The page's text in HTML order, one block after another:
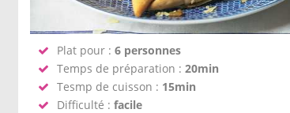
Plat pour : 6 personnes
Temps de préparation : 20min
Tesmp de cuisson : 15min
Difficulté : facile